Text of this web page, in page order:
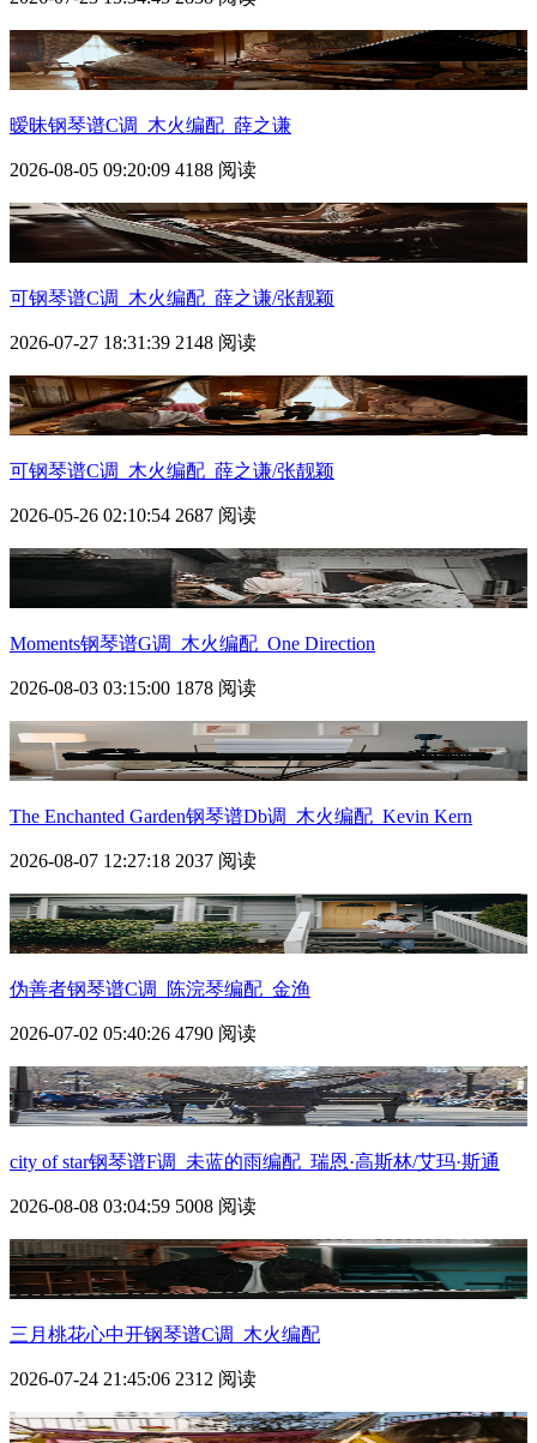
暧昧钢琴谱C调_木火编配_薛之谦
2026-08-05 09:20:09 4188 阅读
可钢琴谱C调_木火编配_薛之谦/张靓颖
2026-07-27 18:31:39 2148 阅读
可钢琴谱C调_木火编配_薛之谦/张靓颖
2026-05-26 02:10:54 2687 阅读
Moments钢琴谱G调_木火编配_One Direction
2026-08-03 03:15:00 1878 阅读
The Enchanted Garden钢琴谱Db调_木火编配_Kevin Kern
2026-08-07 12:27:18 2037 阅读
伪善者钢琴谱C调_陈浣琴编配_金渔
2026-07-02 05:40:26 4790 阅读
city of star钢琴谱F调_未蓝的雨编配_瑞恩·高斯林/艾玛·斯通
2026-08-08 03:04:59 5008 阅读
三月桃花心中开钢琴谱C调_木火编配
2026-07-24 21:45:06 2312 阅读